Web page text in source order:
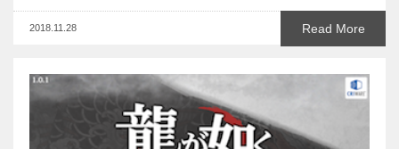
Read More
2018.11.28